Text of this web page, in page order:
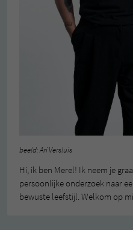
beeld: Ari Versluis
Hi, ik ben Merel! Ik neem je
persoonlijke onderzoek naar
bewuste leefstijl. Welkom op